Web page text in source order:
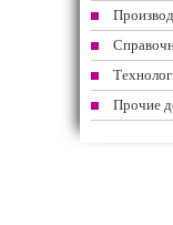
Прочие